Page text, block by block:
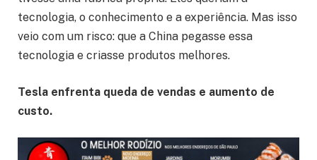
tecnologia, o conhecimento e a experiência. Mas isso
veio com um risco: que a China pegasse essa
tecnologia e criasse produtos melhores.
Tesla enfrenta queda de vendas e aumento de
custo.